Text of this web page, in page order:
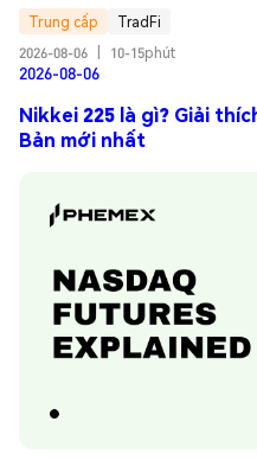
Trung cấp
TradFi
2026-08-06
10-15phút
2026-08-06
Nikkei 225 là gì? Giải
Bản mới nhất